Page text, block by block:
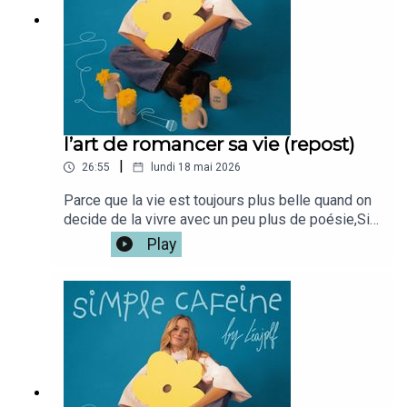
du podcast c'est iciMon café
: @simplecafeine Mon compte perso @leajplf ?
J'ai hate de te lire!Bienveillance,S&S,Léa ✨🫶🏻
l’art de romancer sa vie (repost)
26:55 lundi 18 mai 2026
Parce que la vie est toujours plus belle quand on
decide de la vivre avec un peu plus de poésie,Si
tu veux la version vidéo du podcast c'est iciMon
café : @simplecafeine Mon compte
perso @leajplf ?J'ai hate de te
lire!Bienveillance,S&S,Léa ✨🫶🏻
Play